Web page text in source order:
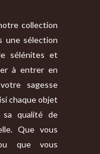
collection
une sélection
sélénites et
à entrer en
sagesse
chaque objet
qualité de
Que vous
que vous